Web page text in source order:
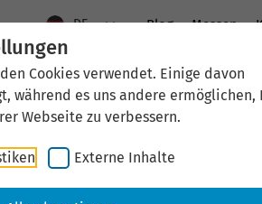
Cookies verwendet. Einige davon
während es uns andere ermöglichen,
Webseite zu verbessern.
Externe Inhalte
DE Blog Messen
Thüringen
& Ansiedeln Unternehmen &